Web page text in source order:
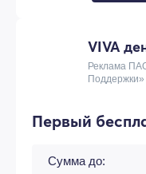
VIVA
Реклама
Поддержки»
Первый
Сумма до: